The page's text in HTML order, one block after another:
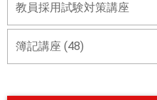
教員採用試験対策講座
簿記講座 (48)